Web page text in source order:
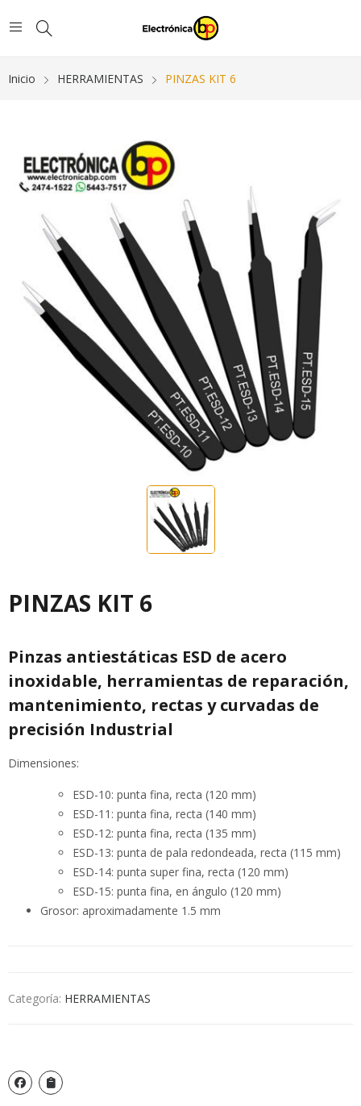
Inicio HERRAMIENTAS PINZAS KIT 6
PINZAS KIT 6
Pinzas antiestáticas ESD de acero
inoxidable, herramientas de reparación,
mantenimiento, rectas y curvadas de
precisión Industrial
Dimensiones:
ESD-10: punta fina, recta (120 mm)
ESD-11: punta fina, recta (140 mm)
ESD-12: punta fina, recta (135 mm)
ESD-13: punta de pala redondeada, recta (115 mm)
ESD-14: punta super fina, recta (120 mm)
ESD-15: punta fina, en ángulo (120 mm)
Grosor: aproximadamente 1.5 mm
Categoría: HERRAMIENTAS